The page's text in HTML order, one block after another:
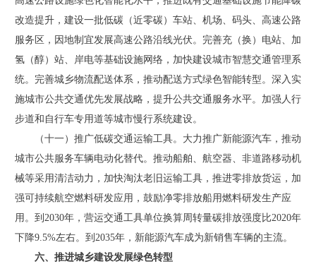
改造提升，建设一批低碳（近零碳）车站、机场、码头、高速公路
服务区，因地制宜发展高速公路沿线光伏。完善充（换）电站、加
氢（醇）站、岸电等基础设施网络，加快建设城市智慧交通管理系
统。完善城乡物流配送体系，推动配送方式绿色智能转型。深入实
施城市公共交通优先发展战略，提升公共交通服务水平。加强人行
步道和自行车专用道等城市慢行系统建设。
（十一）推广低碳交通运输工具。大力推广新能源汽车，推动
城市公共服务车辆电动化替代。推动船舶、航空器、非道路移动机
械等采用清洁动力，加快淘汰老旧运输工具，推进零排放货运，加
强可持续航空燃料研发应用，鼓励净零排放船用燃料研发生产应
用。到2030年，营运交通工具单位换算周转量碳排放强度比2020年
下降9.5%左右。到2035年，新能源汽车成为新销售车辆的主流。
六、推进城乡建设发展绿色转型